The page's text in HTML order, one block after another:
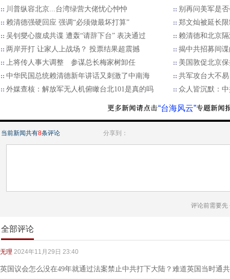
川普纵容北京...台湾绿营大佬忧心忡忡
别再问美军是
赖清德强硬回应 强调“必须做最坏打算”
郑文灿被延长
吴钊燮心腹成共谍 遭轰“请辞下台” 表决通过
赖清德和北京
两岸开打 让家人上战场？ 投票结果超震撼
揭中共招募间
上将传人事大调整 参谋总长梅家树卸任
美国敦促北京
中华民国总统赖清德新年讲话又刺激了中南海
共军攻台大不
外媒查核：解放军无人机俯瞰台北101是真的吗
众人皆沉默：
“台海风云”
当前新闻共有8条评论 分享到：
评论前需要先
全部评论
无理 2024年11月29日 23:40
英国议会怎么没在49年就通过法案禁止中共打下大陆？难道英国当时通